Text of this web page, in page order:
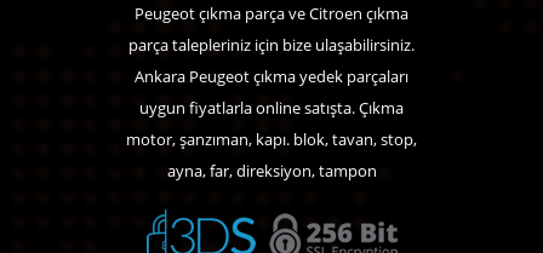
Peugeot çıkma parça ve Citroen çıkma
parça talepleriniz için bize ulaşabilirsiniz.
Ankara Peugeot çıkma yedek parçaları
uygun fiyatlarla online satışta. Çıkma
motor, şanzıman, kapı. blok, tavan, stop,
ayna, far, direksiyon, tampon